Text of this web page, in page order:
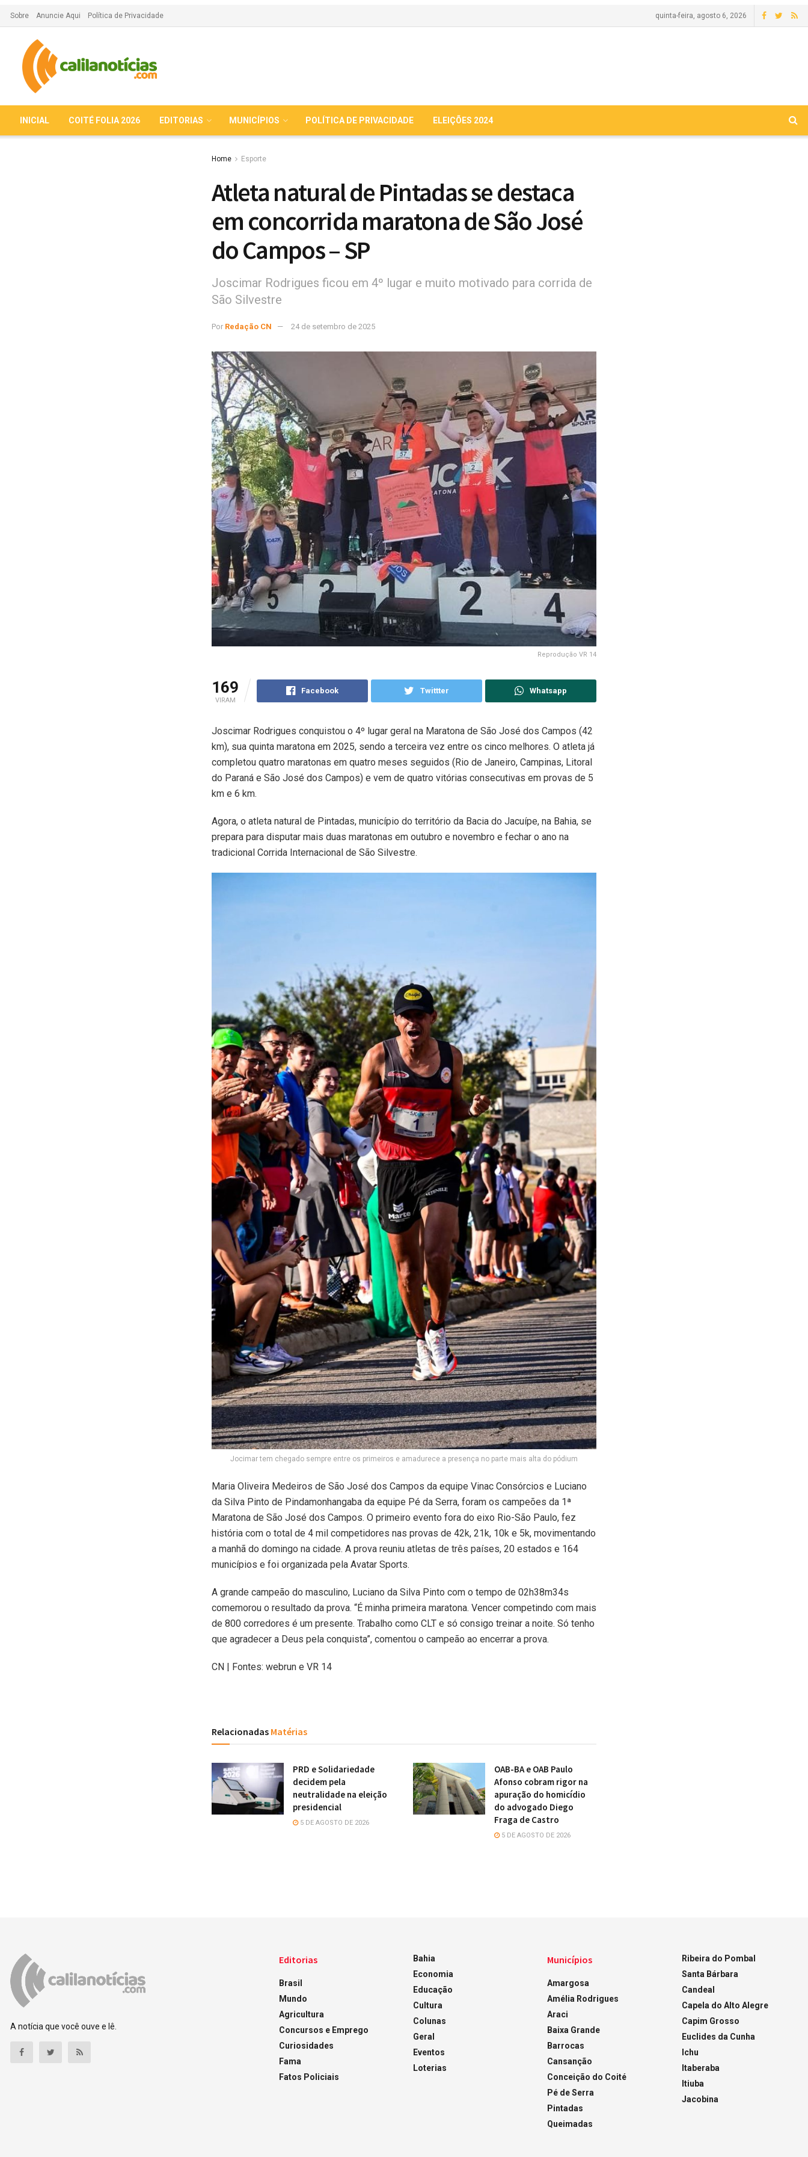
Sobre Anuncie Aqui Política de Privacidade quinta-feira, agosto 6, 2026
INICIAL COITÉ FOLIA 2026 EDITORIAS MUNICÍPIOS POLÍTICA DE PRIVACIDADE ELEIÇÕES 2024
Home Esporte
Atleta natural de Pintadas se destaca
em concorrida maratona de São José
do Campos – SP
Joscimar Rodrigues ficou em 4º lugar e muito motivado para corrida de
São Silvestre
Por Redação CN 24 de setembro de 2025
Reprodução VR 14
169
VIRAM
Facebook Twittter Whatsapp
Joscimar Rodrigues conquistou o 4º lugar geral na Maratona de São José dos Campos (42
km), sua quinta maratona em 2025, sendo a terceira vez entre os cinco melhores. O atleta já
completou quatro maratonas em quatro meses seguidos (Rio de Janeiro, Campinas, Litoral
do Paraná e São José dos Campos) e vem de quatro vitórias consecutivas em provas de 5
km e 6 km.
Agora, o atleta natural de Pintadas, município do território da Bacia do Jacuípe, na Bahia, se
prepara para disputar mais duas maratonas em outubro e novembro e fechar o ano na
tradicional Corrida Internacional de São Silvestre.
Jocimar tem chegado sempre entre os primeiros e amadurece a presença no parte mais alta do pódium
Maria Oliveira Medeiros de São José dos Campos da equipe Vinac Consórcios e Luciano
da Silva Pinto de Pindamonhangaba da equipe Pé da Serra, foram os campeões da 1ª
Maratona de São José dos Campos. O primeiro evento fora do eixo Rio-São Paulo, fez
história com o total de 4 mil competidores nas provas de 42k, 21k, 10k e 5k, movimentando
a manhã do domingo na cidade. A prova reuniu atletas de três países, 20 estados e 164
municípios e foi organizada pela Avatar Sports.
A grande campeão do masculino, Luciano da Silva Pinto com o tempo de 02h38m34s
comemorou o resultado da prova. “É minha primeira maratona. Vencer competindo com mais
de 800 corredores é um presente. Trabalho como CLT e só consigo treinar a noite. Só tenho
que agradecer a Deus pela conquista”, comentou o campeão ao encerrar a prova.
CN | Fontes: webrun e VR 14
Relacionadas Matérias
PRD e Solidariedade
decidem pela
neutralidade na eleição
presidencial
5 DE AGOSTO DE 2026
OAB-BA e OAB Paulo
Afonso cobram rigor na
apuração do homicídio
do advogado Diego
Fraga de Castro
5 DE AGOSTO DE 2026
A notícia que você ouve e lê.
Editorias
Brasil
Mundo
Agricultura
Concursos e Emprego
Curiosidades
Fama
Fatos Policiais
Bahia
Economia
Educação
Cultura
Colunas
Geral
Eventos
Loterias
Municípios
Amargosa
Amélia Rodrigues
Araci
Baixa Grande
Barrocas
Cansanção
Conceição do Coité
Pé de Serra
Pintadas
Queimadas
Ribeira do Pombal
Santa Bárbara
Candeal
Capela do Alto Alegre
Capim Grosso
Euclides da Cunha
Ichu
Itaberaba
Itiuba
Jacobina